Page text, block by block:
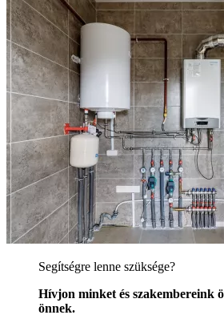
Segítségre lenne szüksége?
Hívjon minket és szakembereink
önnek.